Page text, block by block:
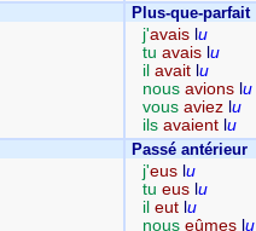
Plus-que-parfait
j'avais u
tu avais u
il avait u
nous avions u
vous aviez u
ils avaient u
Passé antérieur
j'eus lu
tu eus lu
il eut lu
nous eûmes lu